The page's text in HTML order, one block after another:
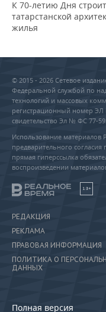
К 70-летию Дня
татарстанской
жилья
© 2015 - 2026 Сетевое
Федеральной службой по
технологий и массовых
регистрационный номер ЭЛ
свидетельство Эл № ФС 77-
Использование материалов
предварительного
прямая гиперссылка
воспроизведении
18+
РЕДАКЦИЯ
РЕКЛАМА
ПРАВОВАЯ ИНФОРМАЦИЯ
ПОЛИТИКА О
ДАННЫХ
Полная версия